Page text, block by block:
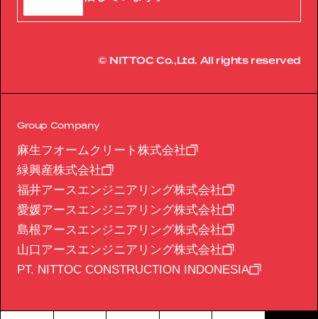
© NITTOC Co.,Ltd. All rights reserved
Group Company
麻生フオームクリート株式会社
緑興産株式会社
福井アースエンジニアリング株式会社
愛媛アースエンジニアリング株式会社
島根アースエンジニアリング株式会社
山口アースエンジニアリング株式会社
PT. NITTOC CONSTRUCTION INDONESIA